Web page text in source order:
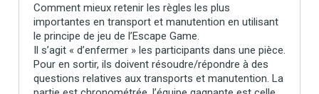
Comment mieux retenir les règles les plus
importantes en transport et manutention en utilisant
le principe de jeu de l’Escape Game.
Il s’agit « d’enfermer » les participants dans une pièce.
Pour en sortir, ils doivent résoudre/répondre à des
questions relatives aux transports et manutention. La